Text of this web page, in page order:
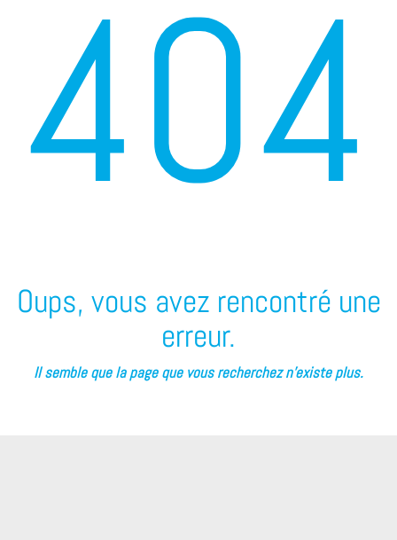
404
Oups, vous avez rencontré une
erreur.
Il semble que la page que vous recherchez n’existe plus.